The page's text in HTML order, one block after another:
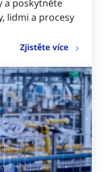
a poskytněte
lidmi a procesy
Zjistěte více